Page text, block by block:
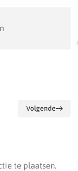
Volgende
te plaatsen.